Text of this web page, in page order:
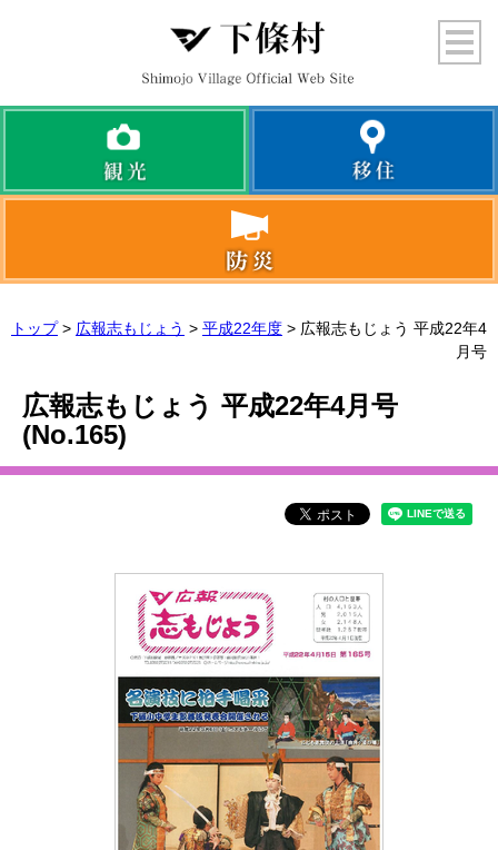
トップ> 広報志もじょう > 平成22年度 > 広報志もじょう 平成22年4
月号
広報志もじょう 平成22年4月号
(No.165)